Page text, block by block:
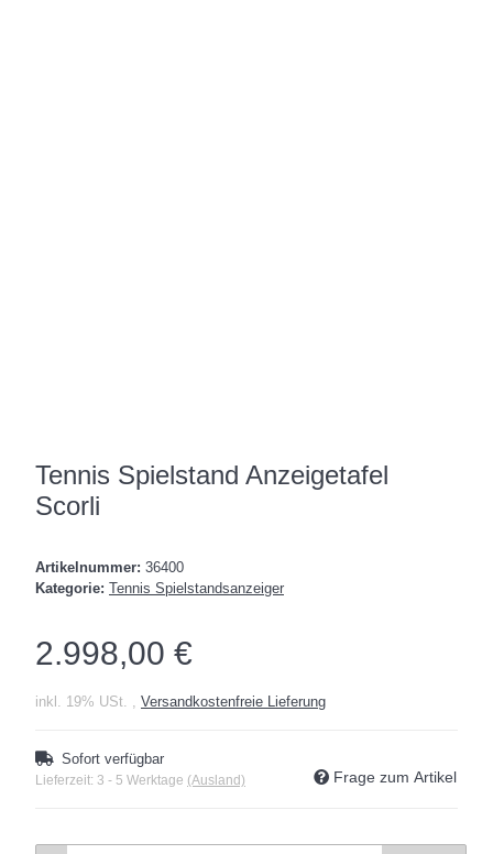
Tennis Spielstand Anzeigetafel
Scorli
Artikelnummer: 36400
Kategorie: Tennis Spielstandsanzeiger
2.998,00 €
inkl. 19% USt. , Versandkostenfreie Lieferung
Sofort verfügbar
Lieferzeit: 3 - 5 Werktage (Ausland) Frage zum Artikel